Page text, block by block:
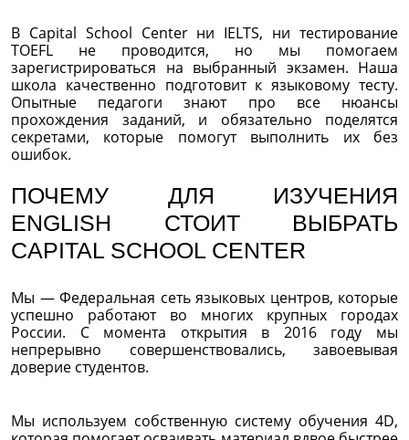
В Capital School Center ни IELTS, ни тестирование
TOEFL не проводится, но мы помогаем
зарегистрироваться на выбранный экзамен. Наша
школа качественно подготовит к языковому тесту.
Опытные педагоги знают про все нюансы
прохождения заданий, и обязательно поделятся
секретами, которые помогут выполнить их без
ошибок.
ПОЧЕМУ ДЛЯ ИЗУЧЕНИЯ
ENGLISH СТОИТ ВЫБРАТЬ
CAPITAL SCHOOL CENTER
Мы — Федеральная сеть языковых центров, которые
успешно работают во многих крупных городах
России. С момента открытия в 2016 году мы
непрерывно совершенствовались, завоевывая
доверие студентов.
Мы используем собственную систему обучения 4D,